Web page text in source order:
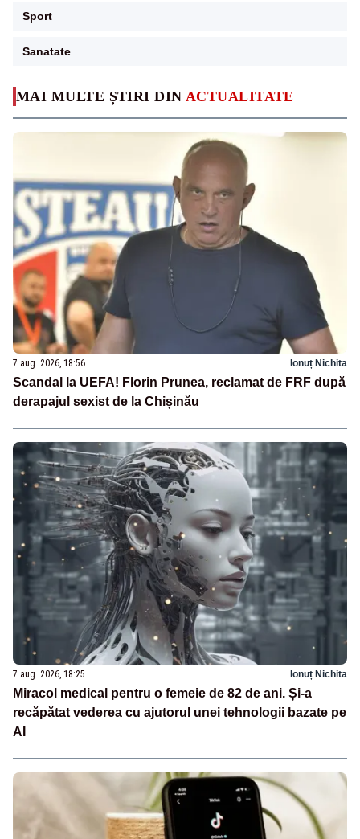
MAI MULTE ȘTIRI DIN ACTUALITATE
7 aug. 2026, 18:56 Ionuț Nichita
Scandal la UEFA! Florin Prunea, reclamat de FRF după
derapajul sexist de la Chișinău
7 aug. 2026, 18:25 Ionuț Nichita
Miracol medical pentru o femeie de 82 de ani. Și-a
recăpătat vederea cu ajutorul unei tehnologii bazate pe
AI
Sport
Sanatate